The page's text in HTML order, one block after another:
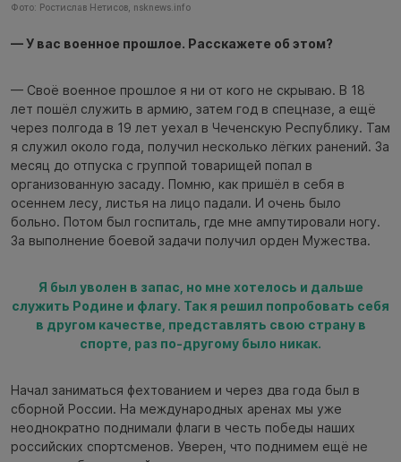
Фото: Ростислав Нетисов, nsknews.info
— У вас военное прошлое. Расскажете об этом?
— Своё военное прошлое я ни от кого не скрываю. В 18
лет пошёл служить в армию, затем год в спецназе, а ещё
через полгода в 19 лет уехал в Чеченскую Республику. Там
я служил около года, получил несколько лёгких ранений. За
месяц до отпуска с группой товарищей попал в
организованную засаду. Помню, как пришёл в себя в
осеннем лесу, листья на лицо падали. И очень было
больно. Потом был госпиталь, где мне ампутировали ногу.
За выполнение боевой задачи получил орден Мужества.
Я был уволен в запас, но мне хотелось и дальше
служить Родине и флагу. Так я решил попробовать себя
в другом качестве, представлять свою страну в
спорте, раз по-другому было никак.
Начал заниматься фехтованием и через два года был в
сборной России. На международных аренах мы уже
неоднократно поднимали флаги в честь победы наших
российских спортсменов. Уверен, что поднимем ещё не